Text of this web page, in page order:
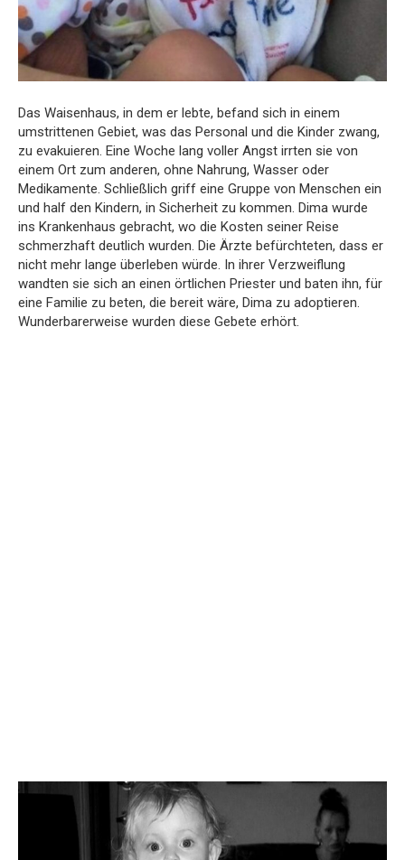
Das Waisenhaus, in dem er lebte, befand sich in einem
umstrittenen Gebiet, was das Personal und die Kinder zwang,
zu evakuieren. Eine Woche lang voller Angst irrten sie von
einem Ort zum anderen, ohne Nahrung, Wasser oder
Medikamente. Schließlich griff eine Gruppe von Menschen ein
und half den Kindern, in Sicherheit zu kommen. Dima wurde
ins Krankenhaus gebracht, wo die Kosten seiner Reise
schmerzhaft deutlich wurden. Die Ärzte befürchteten, dass er
nicht mehr lange überleben würde. In ihrer Verzweiflung
wandten sie sich an einen örtlichen Priester und baten ihn, für
eine Familie zu beten, die bereit wäre, Dima zu adoptieren.
Wunderbarerweise wurden diese Gebete erhört.